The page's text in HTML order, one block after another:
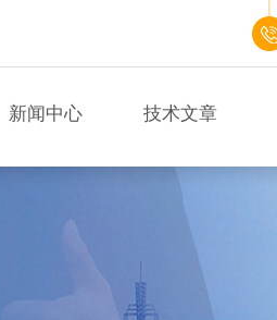
新闻中心 技术文章